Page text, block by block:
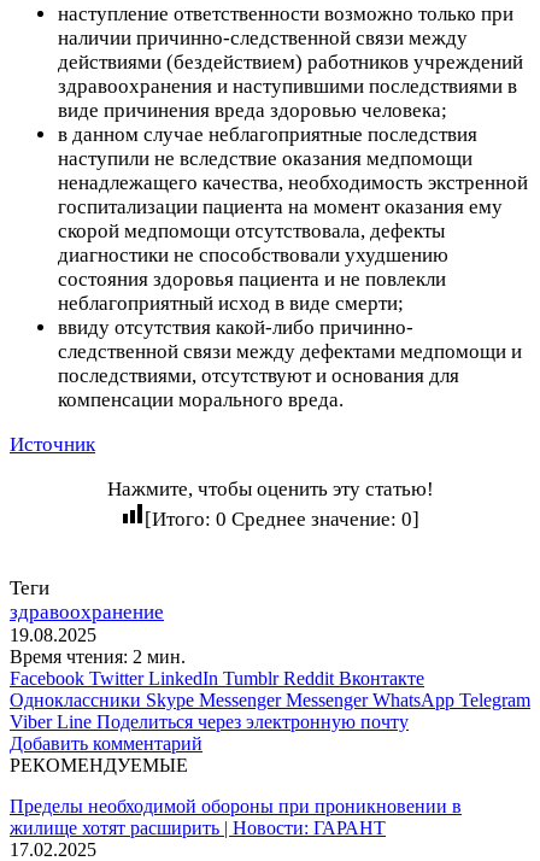
наступление ответственности возможно только при
наличии причинно-следственной связи между
действиями (бездействием) работников учреждений
здравоохранения и наступившими последствиями в
виде причинения вреда здоровью человека;
в данном случае неблагоприятные последствия
наступили не вследствие оказания медпомощи
ненадлежащего качества, необходимость экстренной
госпитализации пациента на момент оказания ему
скорой медпомощи отсутствовала, дефекты
диагностики не способствовали ухудшению
состояния здоровья пациента и не повлекли
неблагоприятный исход в виде смерти;
ввиду отсутствия какой-либо причинно-
следственной связи между дефектами медпомощи и
последствиями, отсутствуют и основания для
компенсации морального вреда.
Источник
Нажмите, чтобы оценить эту статью!
[Итого: 0 Среднее значение: 0]
Теги
здравоохранение
19.08.2025
Время чтения: 2 мин.
Facebook Twitter LinkedIn Tumblr Reddit Вконтакте
Одноклассники Skype Messenger Messenger WhatsApp Telegram
Viber Line Поделиться через электронную почту
Добавить комментарий
РЕКОМЕНДУЕМЫЕ
Пределы необходимой обороны при проникновении в
жилище хотят расширить | Новости: ГАРАНТ
17.02.2025